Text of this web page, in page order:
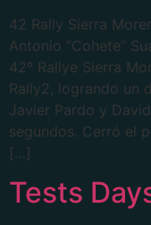
42 Rally Sierra
Antonio “Cohete”
42º Rallye Sierra
Rally2, logrando un
Javier Pardo y
segundos. Cerró el
[…]
Tests